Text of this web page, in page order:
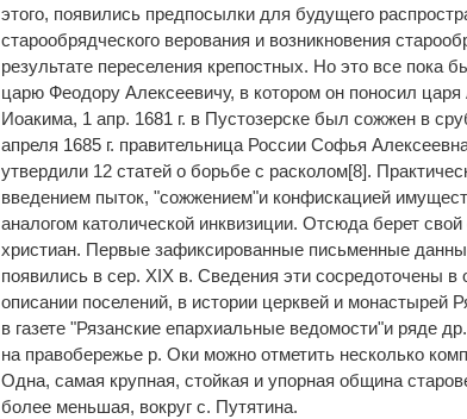
этого, появились предпосылки для будущего
старообрядческого верования и возникновения
результате переселения крепостных. Но это все пока
царю Феодору Алексеевичу, в котором он поносил
Иоакима, 1 апр. 1681 г. в Пустозерске был сожжен в
апреля 1685 г. правительница России Софья
утвердили 12 статей о борьбе с расколом[8].
введением пыток, "сожжением"и конфискацией
аналогом католической инквизиции. Отсюда берет
христиан. Первые зафиксированные письменные
появились в сер. XIX в. Сведения эти сосредоточены в
описании поселений, в истории церквей и монастырей
в газете "Рязанские епархиальные ведомости"и ряде
на правобережье р. Оки можно отметить несколько
Одна, самая крупная, стойкая и упорная община
более меньшая, вокруг с. Путятина.